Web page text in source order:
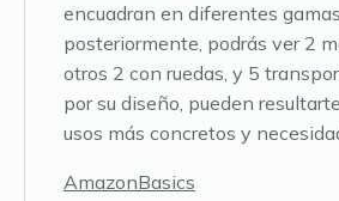
encuadran en diferentes
posteriormente, podrás ver 2
otros 2 con ruedas, y 5
por su diseño, pueden
usos más concretos y
AmazonBasics